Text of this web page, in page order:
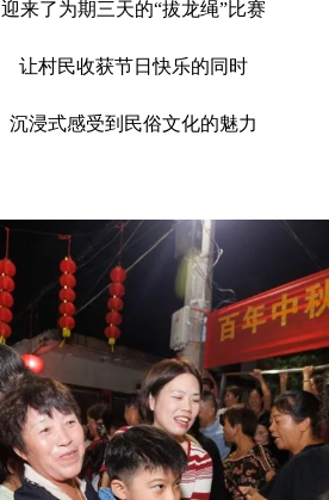
迎来了为期三天的“拔龙绳”比赛
让村民收获节日快乐的同时
沉浸式感受到民俗文化的魅力